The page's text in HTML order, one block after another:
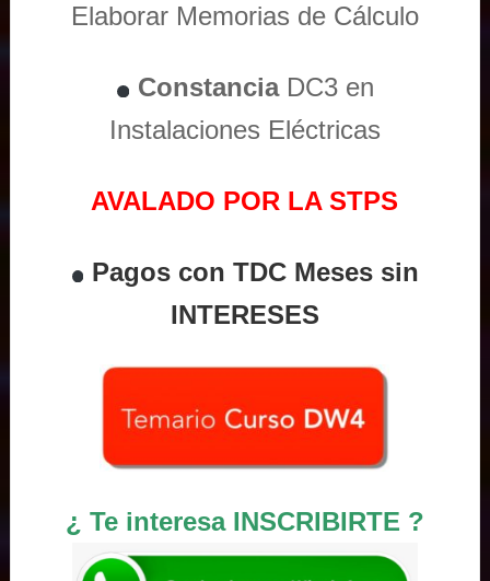
Elaborar Memorias de Cálculo
ConstanciaDC3 en
Instalaciones Eléctricas
AVALADO POR LA STPS
Pagos con TDC Meses sin
INTERESES
¿ Te interesa INSCRIBIRTE ?